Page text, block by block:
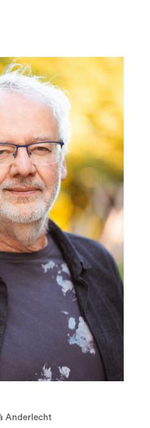
Anderlecht